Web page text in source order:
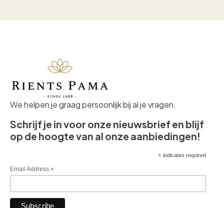
We helpen je graag persoonlijk bij al je vragen.
Schrijf je in voor onze nieuwsbrief en blijf
op de hoogte van al onze aanbiedingen!
*indicates required
Email Address *